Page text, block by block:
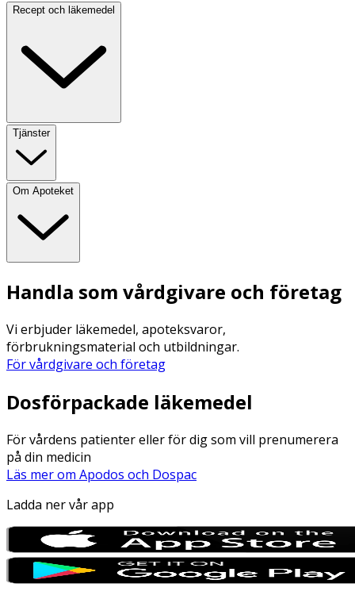
Recept och läkemedel
Tjänster
Om Apoteket
Handla som vårdgivare och företag
Vi erbjuder läkemedel, apoteksvaror,
förbrukningsmaterial och utbildningar.
För vårdgivare och företag
Dosförpackade läkemedel
För vårdens patienter eller för dig som vill prenumerera
på din medicin
Läs mer om Apodos och Dospac
Ladda ner vår app